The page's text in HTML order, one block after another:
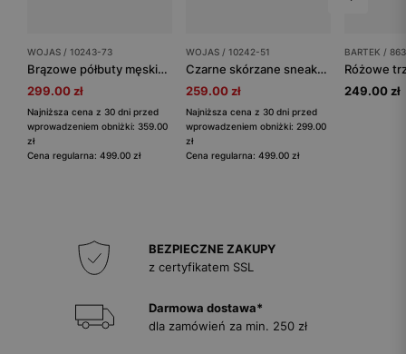
WOJAS / 10243-73
Brązowe półbuty męskie z łączonych skór
299.00 zł
Najniższa cena z 30 dni przed
wprowadzeniem obniżki: 359.00
zł
Cena regularna: 499.00 zł
WOJAS / 10242-51
Czarne skórzane sneakersy męskie z białą podeszwą
259.00 zł
Najniższa cena z 30 dni przed
wprowadzeniem obniżki: 299.00
zł
Cena regularna: 499.00 zł
BARTEK /
249.00 zł
BEZPIECZNE ZAKUPY
z certyfikatem SSL
Darmowa dostawa*
dla zamówień za min. 250 zł